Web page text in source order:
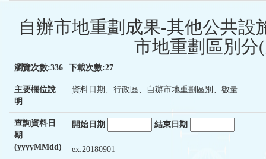
自辦市地重劃成果-其他公共設
市地重劃區別分
瀏覽次數:336 下載次數:27
主要欄位說
明
資料日期、行政區、自辦市地重劃區別、數量
查詢資料日
期
(yyyyMMdd)
開始日期 結束日期
ex:20180901